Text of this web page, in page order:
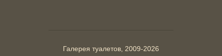
Галерея туалетов, 2009-2026